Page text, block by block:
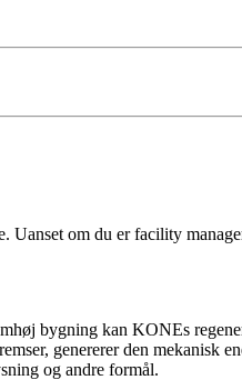
om du er facility
bygning kan KONEs
genererer den mekanisk
og andre formål.